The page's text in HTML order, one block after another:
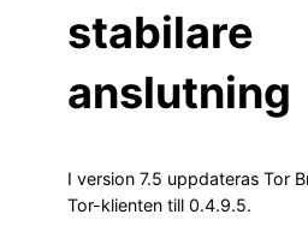
stabilare
anslutning
I version 7.5 uppdateras Tor
Tor-klienten till 0.4.9.5.